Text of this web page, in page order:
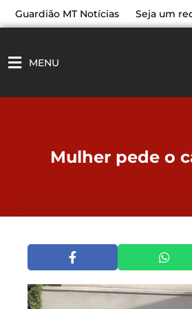
paraGuardião MT Notícias Seja um
MENU
Mulher pede o